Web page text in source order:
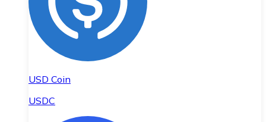
USD Coin
USDC